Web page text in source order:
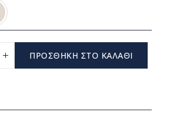
ΠΡΟΣΘΗΚΗ ΣΤΟ ΚΑΛΑΘΙ